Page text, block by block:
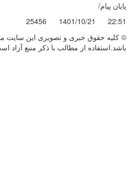
پایان پیام/
22:51
1401/10/21
25456
© کليه حقوق خبری و تصويری اين سايت
باشد.استفاده از مطالب با ذكر منبع آزاد